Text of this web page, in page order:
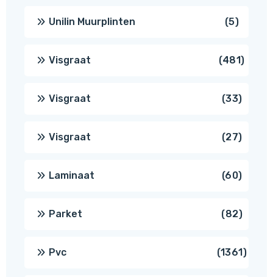
Unilin Muurplinten 55
Visgraat 481481
Visgraat 3333
Visgraat 2727
Laminaat 6060
Parket 8282
Pvc 13611361